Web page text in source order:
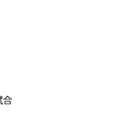
合